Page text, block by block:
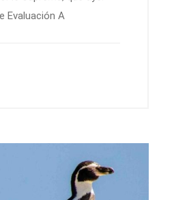
Evaluación A